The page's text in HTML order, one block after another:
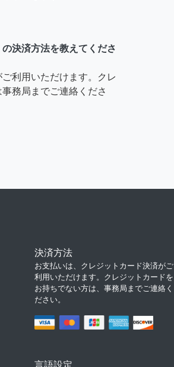
決済方法を教えてくださ
利用いただけます。クレ
務局までご連絡くださ
決済方法
お支払いは、クレジットカード決済がご
利用いただけます。クレジットカードを
お持ちでない方は、事務局までご連絡く
ださい。
言語設定